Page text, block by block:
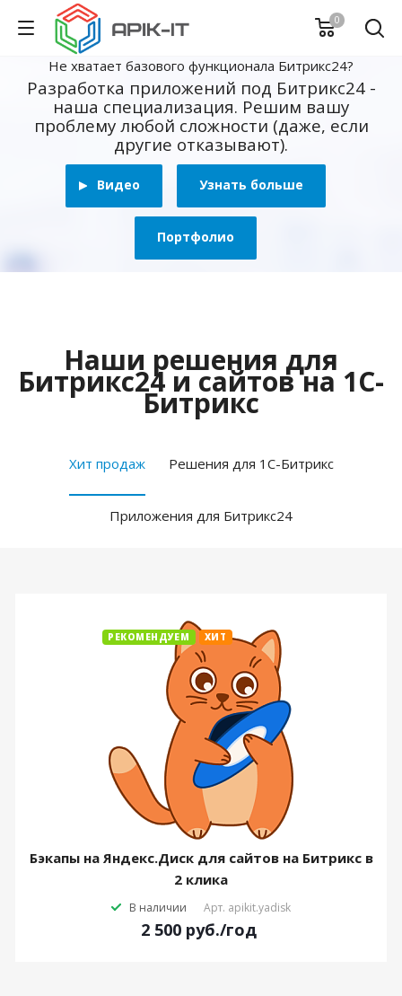
0
Не хватает базового функционала Битрикс24?
Разработка приложений под Битрикс24 -
наша специализация. Решим вашу
проблему любой сложности (даже, если
другие отказывают).
Видео Узнать больше
Портфолио
Наши решения для
Битрикс24 и сайтов на 1С-
Битрикс
Хит продаж Решения для 1С-Битрикс
Приложения для Битрикс24
РЕКОМЕНДУЕМ ХИТ
Бэкапы на Яндекс.Диск для сайтов на Битрикс в
2 клика
В наличии Арт. apikit.yadisk
2 500 руб./год